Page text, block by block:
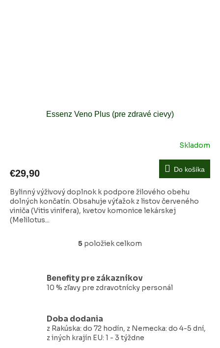
Essenz Veno Plus (pre zdravé cievy)
Skladom
€29,90 Do košíka
Bylinný výživový doplnok k podpore žilového obehu
dolných končatín. Obsahuje výťažok z listov červeného
viniča (Vitis vinifera), kvetov komonice lekárskej
(Melilotus...
O
á
d
p
r
5 položiek celkom
Benefity pre zákazníkov
10 % zľavy pre zdravotnícky personál
Doba dodania
z Rakúska: do 72 hodín, z Nemecka: do 4-5 dní,
z iných krajín EU: 1 - 3 týždne